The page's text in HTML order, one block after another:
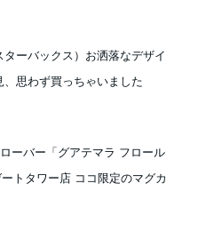
ーバックス）お洒落なデザイ
思わず買っちゃいました
ーバー「グアテマラ フロール
トタワー店 ココ限定のマグカ